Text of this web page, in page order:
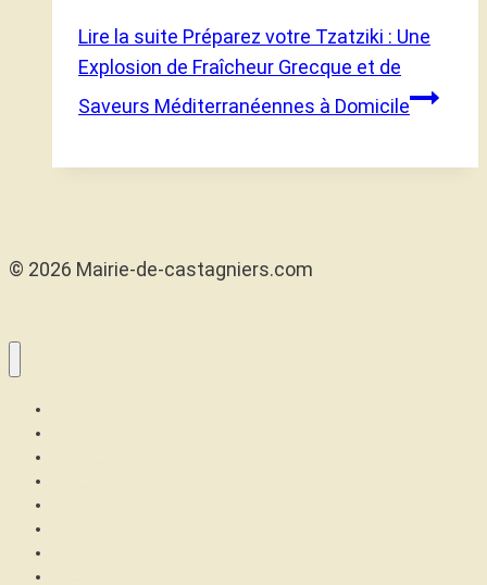
Lire la suite Préparez votre Tzatziki : Une
Explosion de Fraîcheur Grecque et de
Saveurs Méditerranéennes à Domicile
© 2026 Mairie-de-castagniers.com